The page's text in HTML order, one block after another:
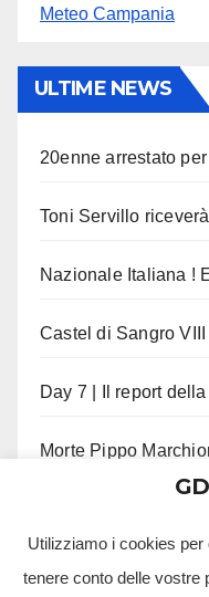
Meteo Campania
ULTIME NEWS
20enne arrestato
Toni Servillo
Nazionale Italiana !
Castel di Sangro
Day 7 | Il report
Morte Pippo
Utilizziamo i cookies per
tenere conto delle vostre